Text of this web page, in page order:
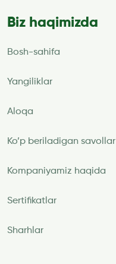
Biz haqimizda
Bosh-sahifa
Yangiliklar
Aloqa
Ko’p beriladigan savollar
Kompaniyamiz haqida
Sertifikatlar
Sharhlar